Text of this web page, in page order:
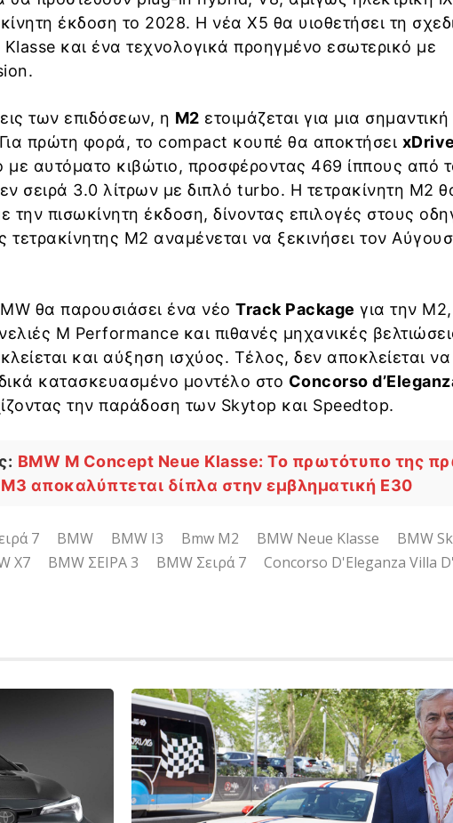
έκδοση το 2028. Η νέα X5 θα υιοθετήσει τη
και ένα τεχνολογικά προηγμένο εσωτερικό με
των επιδόσεων, η M2 ετοιμάζεται για μια σημαντική
πρώτη φορά, το compact κουπέ θα αποκτήσει xDrive
με αυτόματο κιβώτιο, προσφέροντας 469 ίππους από
σειρά 3.0 λίτρων με διπλό turbo. Η τετρακίνητη M2
την πισωκίνητη έκδοση, δίνοντας επιλογές στους
M2 αναμένεται να ξεκινήσει τον
θα παρουσιάσει ένα νέοTrack Package για την
M Performance και πιθανές μηχανικές
και αύξηση ισχύος. Τέλος, δεν αποκλείεται
κατασκευασμένο μοντέλο στο Concorso
την παράδοση των Skytop και Speedtop.
BMW M Concept Neue Klasse: Το πρωτότυπο της
αποκαλύπτεται δίπλα στην εμβληματική E30
7 BMW BMW I3 Bmw M2 BMW Neue Klasse
BMW
X7 BMW ΣΕΙΡΑ 3 BMW Σειρά 7
Concorso D'Eleganza Villa